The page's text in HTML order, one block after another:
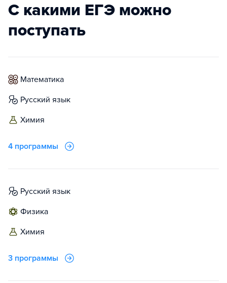
С какими ЕГЭ можно
поступать
математика
русский язык
химия
4 программы
русский язык
физика
химия
3 программы